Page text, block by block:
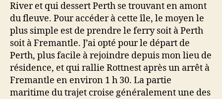
River et qui dessert Perth se trouvant en amont
du fleuve. Pour accéder à cette île, le moyen le
plus simple est de prendre le ferry soit à Perth
soit à Fremantle. J’ai opté pour le départ de
Perth, plus facile à rejoindre depuis mon lieu de
résidence, et qui rallie Rottnest après un arrêt à
Fremantle en environ 1 h 30. La partie
maritime du trajet croise généralement une des